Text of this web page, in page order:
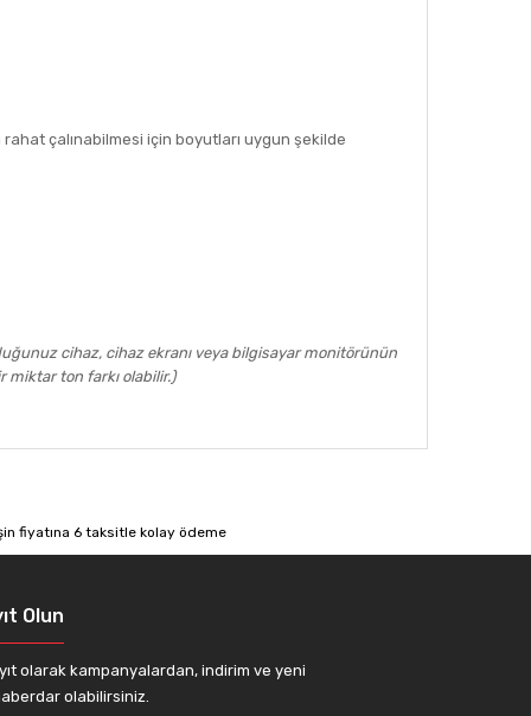
çalınabilmesi için boyutları uygun şekilde
cihaz, cihaz ekranı veya bilgisayar monitörünün
miktar ton farkı olabilir.)
Olun
olarak kampanyalardan, indirim ve yeni
olabilirsiniz.